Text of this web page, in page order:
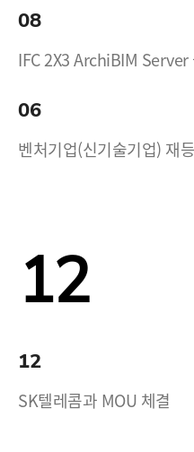
08
IFC 2X3 ArchiBIM Server
06
벤처기업(신기술기업) 재
12
12
SK텔레콤과 MOU 체결